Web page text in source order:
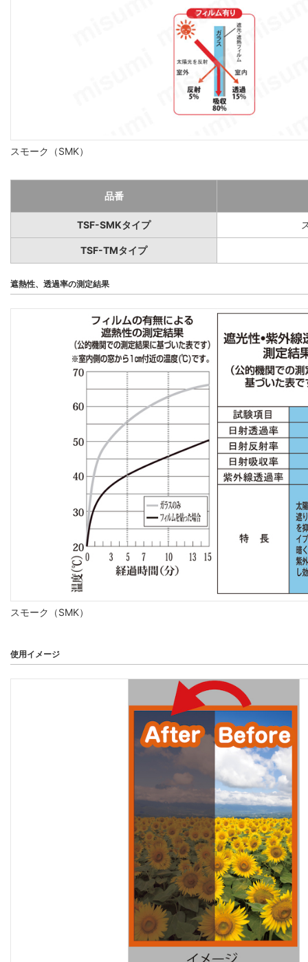
スモーク（SMK）
品番
TSF-SMKタイプ
TSF-TMタイプ
遮熱性、透過率の測定結果
スモーク（SMK）
使用イメージ